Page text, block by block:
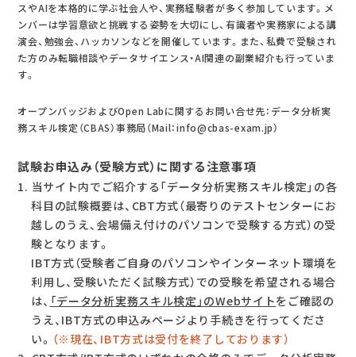
スやAIを本格的に学ぶ社会人や、実務経験者が多く参加しています。メ
ンバーは学習意欲と挑戦する姿勢を大切にし、有識者や実務家による講
演会、勉強会、ハッカソンなどを開催しています。また、私費で受験され
た方のみ転職相談やデータサイエンス・AI関連の副業紹介も行っていま
す。
オープンバッジおよびOpen Labに関するお問い合せ先：データ分析実
務スキル検定（CBAS）事務局（Mail：info@cbas-exam.jp）
試験お申込み（受験方式）に関する注意事項
当サイト内でご紹介する「データ分析実務スキル検定」の各
科目の試験概要は、CBT方式（最寄りのテストセンターにお
越しのうえ、会場備え付けのパソコンで受験する方式）の受
験となります。
IBT方式（受験者ご自身のパソコンやインターネット環境を
利用し、受験いただく試験方式）での受験を希望される場合
は、 「データ分析実務スキル検定」のWebサイトをご確認の
うえ、IBT方式の申込みページより手続きを行ってくださ
い。 （※現在、IBT方式は受付を終了しております）